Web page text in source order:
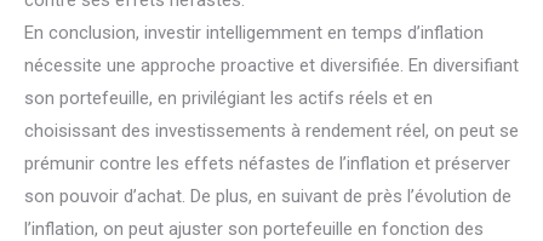
En conclusion, investir intelligemment en temps d’inflation
nécessite une approche proactive et diversifiée. En diversifiant
son portefeuille, en privilégiant les actifs réels et en
choisissant des investissements à rendement réel, on peut se
prémunir contre les effets néfastes de l’inflation et préserver
son pouvoir d’achat. De plus, en suivant de près l’évolution de
l’inflation, on peut ajuster son portefeuille en fonction des